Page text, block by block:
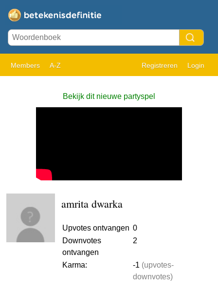
Members A-Z Registreren Login
Bekijk dit nieuwe partyspel
amrita dwarka
Upvotes ontvangen 0
Downvotes
ontvangen
2
Karma: -1 (upvotes-
downvotes)